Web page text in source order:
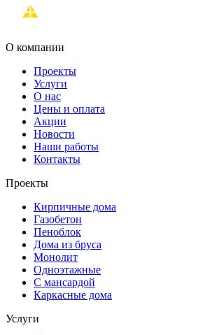
О компании
Проекты
Услуги
О нас
Цены и оплата
Акции
Новости
Наши работы
Контакты
Проекты
Кирпичные дома
Газобетон
Пеноблок
Дома из бруса
Монолит
Одноэтажные
С мансардой
Каркасные дома
Услуги